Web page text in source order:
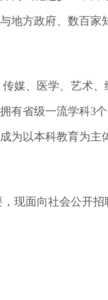
地方政府、数百
媒、医学、艺术
有省级一流学科3
为以本科教育为
现面向社会公开